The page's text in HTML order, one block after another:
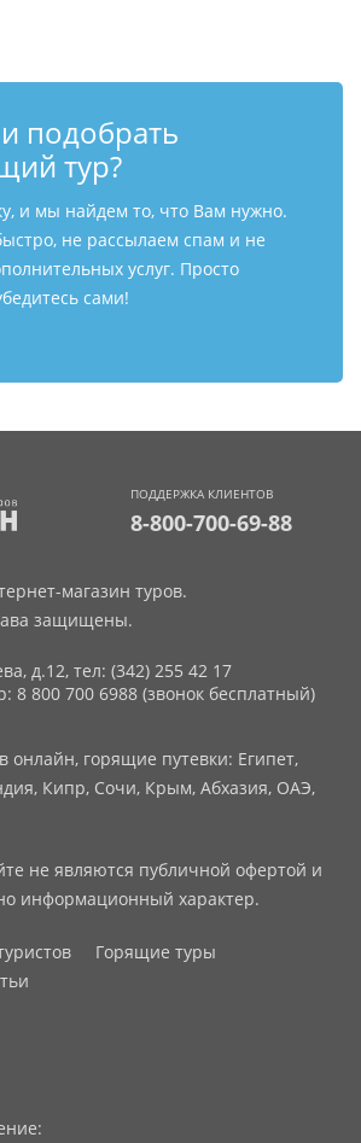
подобрать
тур?
и мы найдем то, что Вам нужно.
не рассылаем спам и не
услуг. Просто
сами!
ПОДДЕРЖКА КЛИЕНТОВ
8-800-700-69-88
магазин туров.
защищены.
д.12, тел: (342) 255 42 17
800 700 6988 (звонок бесплатный)
онлайн, горящие путевки: Египет,
Кипр, Сочи, Крым, Абхазия, ОАЭ,
не являются публичной офертой и
информационный характер.
Горящие туры